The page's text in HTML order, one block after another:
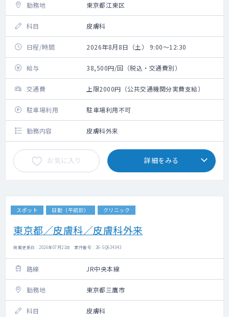
勤務地 東京都江東区
科目 皮膚科
日程/時間 2026年8月8日（土） 9:00～12:30
給与 38,500円/回（税込・交通費別）
交通費 上限2000円（公共交通機関分実費支給）
駐車場利用 駐車場利用不可
勤務内容 皮膚科外来
お気に入り 詳細をみる
スポット 日勤（午前診） クリニック
東京都／皮膚科／皮膚科外来
掲載更新日 : 2026年07月21日 案件番号 : 26-SQ634343
路線 JR中央本線
勤務地 東京都三鷹市
科目 皮膚科